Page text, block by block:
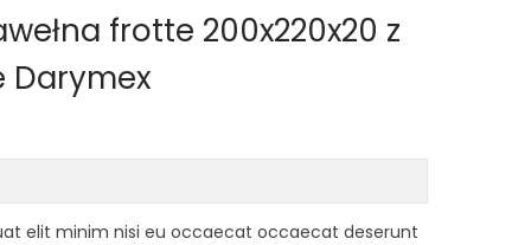
frotte 200x220x20 z
elit minim nisi eu occaecat occaecat deserunt